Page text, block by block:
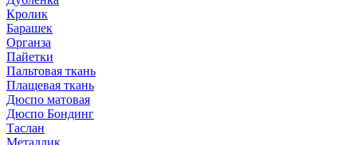
Кролик
Барашек
Органза
Пайетки
Пальтовая ткань
Плащевая ткань
Дюспо матовая
Дюспо Бондинг
Таслан
Металлик